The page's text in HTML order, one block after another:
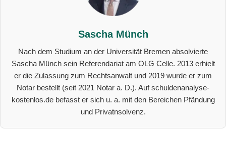
Sascha Münch
Nach dem Studium an der Universität Bremen absolvierte
Sascha Münch sein Referendariat am OLG Celle. 2013 erhielt
er die Zulassung zum Rechtsanwalt und 2019 wurde er zum
Notar bestellt (seit 2021 Notar a. D.). Auf schuldenanalyse-
kostenlos.de befasst er sich u. a. mit den Bereichen Pfändung
und Privatnsolvenz.